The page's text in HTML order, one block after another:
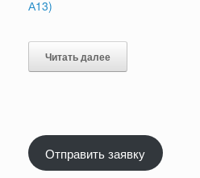
А13)
Читать далее
Отправить заявку